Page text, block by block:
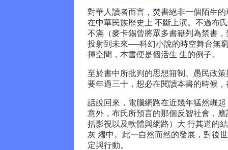
對華人讀者而言，焚書絕非一個陌生
在中華民族歷史上 不斷上演。不過布
不滿（麥卡錫曾將眾多書籍列為禁書
投射到未來──科幻小說的時空舞台無
揮空間，本書便是個活生 生的例子。
至於書中所批判的思想箝制、愚民政
要年過三十，想必在閱讀本書的時候
話說回來，電腦網路在近幾年猛然崛
意外，布氏所預言的那個反智社會，
括影視以及軟體與網路）大 行其道的
灰 燼中。此一自然而然的發展，對後
定與行動。